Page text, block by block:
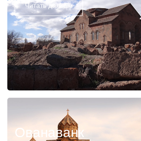
Читать дальше
Ованаванк